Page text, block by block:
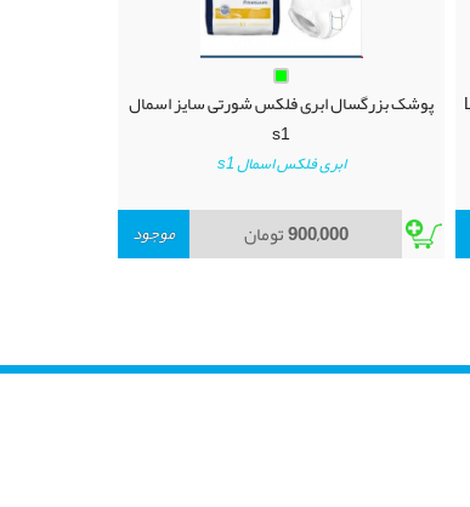
پوشک بزرگسال ابری فلکس شورتی سایز اسمال
s1
ابری فلکس اسمال s1
900,000تومان موجود